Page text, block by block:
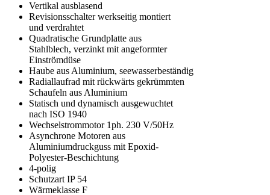
Vertikal ausblasend
Revisionsschalter werkseitig montiert
und verdrahtet
Quadratische Grundplatte aus
Stahlblech, verzinkt mit angeformter
Einströmdüse
Haube aus Aluminium, seewasserbeständig
Radiallaufrad mit rückwärts gekrümmten
Schaufeln aus Aluminium
Statisch und dynamisch ausgewuchtet
nach ISO 1940
Wechselstrommotor 1ph. 230 V/50Hz
Asynchrone Motoren aus
Aluminiumdruckguss mit Epoxid-
Polyester-Beschichtung
4-polig
Schutzart IP 54
Wärmeklasse F